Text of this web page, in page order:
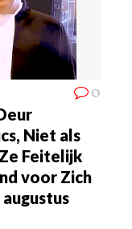
0
Niet als
Feitelijk
voor Zich